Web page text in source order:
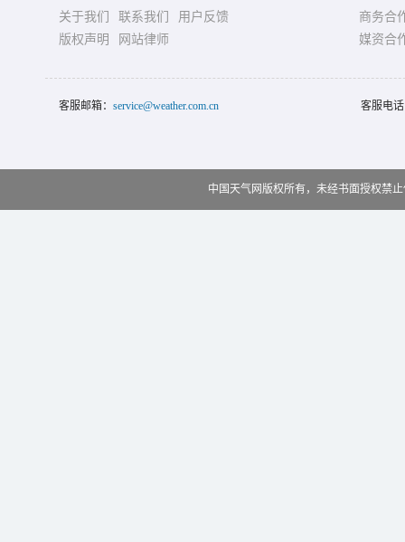
关于我们 联系我们
用户反馈
版权声明
网站律师
商务合
媒资合
客服邮箱： service@weather.com.cn 客服电
中国天气网版权所有，未经书面授权